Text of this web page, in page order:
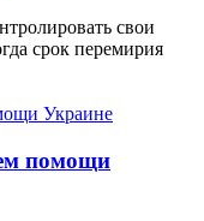
свои
срок перемирия
помощи